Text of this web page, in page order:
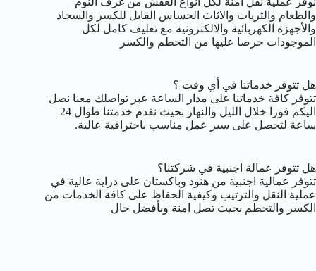
والطعام والثريات والاثاث الحساس القابل للكسر والسجاد
والأجهزة الكهربائية والالكترونية مع تغليف كامل لكل
الموجودات حرصا عليها من التحطم والكسر
هل تتوفر خدماتنا في أي وقت ؟
تتوفر كافة خدماتنا على مدار الساعة عبر تواصلك معنا نصل
اليكم فورا خلال الليل والنهار بحيث نقدم خدمتنا طوال 24
ساعة لتحصل على سير عمل مناسب باحترافية عالية.
هل تتوفر عمالة اجنبية في شركتنا؟
تتوفر عمالية اجنبية من هنود وباكستان على دراية عالية في
عملية النقل والترتيب وكيفية الحفاظ على كافة الخدمات من
الكسر والتحطم بحيث تصل امنة وبأفضل حال